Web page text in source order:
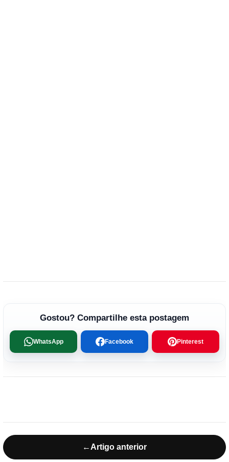
Gostou? Compartilhe esta postagem
WhatsApp Facebook Pinterest
← Artigo anterior